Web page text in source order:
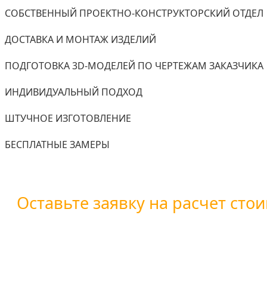
СОБСТВЕННЫЙ ПРОЕКТНО-КОНСТРУКТОРСКИЙ ОТДЕЛ
ДОСТАВКА И МОНТАЖ ИЗДЕЛИЙ
ПОДГОТОВКА 3D-МОДЕЛЕЙ ПО ЧЕРТЕЖАМ ЗАКАЗЧИКА
ИНДИВИДУАЛЬНЫЙ ПОДХОД
ШТУЧНОЕ ИЗГОТОВЛЕНИЕ
БЕСПЛАТНЫЕ ЗАМЕРЫ
Оставьте заявку на расчет